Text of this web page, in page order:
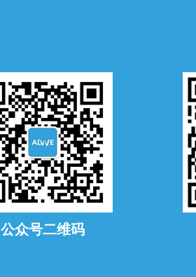
公众号二维码